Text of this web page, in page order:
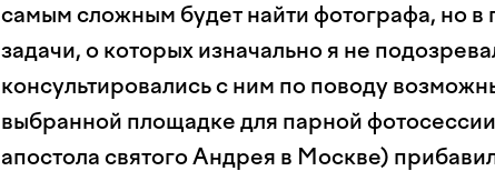
самым сложным будет найти фотографа, но в
задачи, о которых изначально я не
консультировались с ним по поводу
выбранной площадке для парной
апостола святого Андрея в Москве)